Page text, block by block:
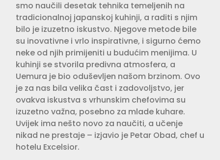
smo naučili desetak tehnika temeljenih na
tradicionalnoj japanskoj kuhinji, a raditi s njim
bilo je izuzetno iskustvo. Njegove metode bile
su inovativne i vrlo inspirativne, i sigurno ćemo
neke od njih primijeniti u budućim menijima. U
kuhinji se stvorila predivna atmosfera, a
Uemura je bio oduševljen našom brzinom. Ovo
je za nas bila velika čast i zadovoljstvo, jer
ovakva iskustva s vrhunskim chefovima su
izuzetno važna, posebno za mlade kuhare.
Uvijek ima nešto novo za naučiti, a učenje
nikad ne prestaje – izjavio je Petar Obad, chef u
hotelu Excelsior.